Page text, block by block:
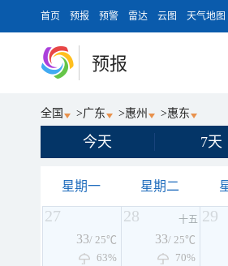
首页 预报 预警 雷达 云图 天气地图
预报
全国 >广东 >惠州 >惠东
今天 7天
星期一 星期二
27
33/ 25℃
63%
28 十五
33/ 25℃
70%
29